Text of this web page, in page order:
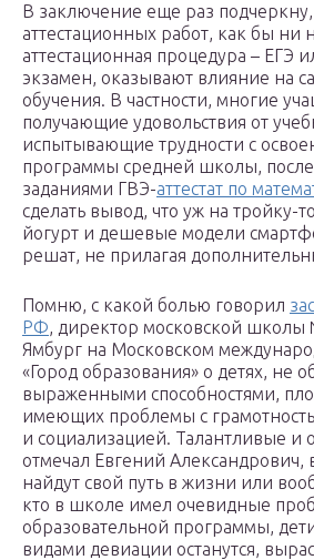
В заключение еще раз подчеркну,
аттестационных работ, как бы ни
аттестационная процедура – ЕГЭ
экзамен, оказывают влияние на
обучения. В частности, многие
получающие удовольствия от
испытывающие трудности с
программы средней школы, после
заданиями ГВЭ-аттестат по
сделать вывод, что уж на тройку-
йогурт и дешевые модели
решат, не прилагая
Помню, с какой болью говорил
РФ, директор московской
Ямбург на Московском
«Город образования» о детях, не
выраженными способностями,
имеющих проблемы с
и социализацией. Талантливые и
отмечал Евгений Александрович,
найдут свой путь в жизни или
кто в школе имел очевидные
образовательной программы,
видами девиации останутся,